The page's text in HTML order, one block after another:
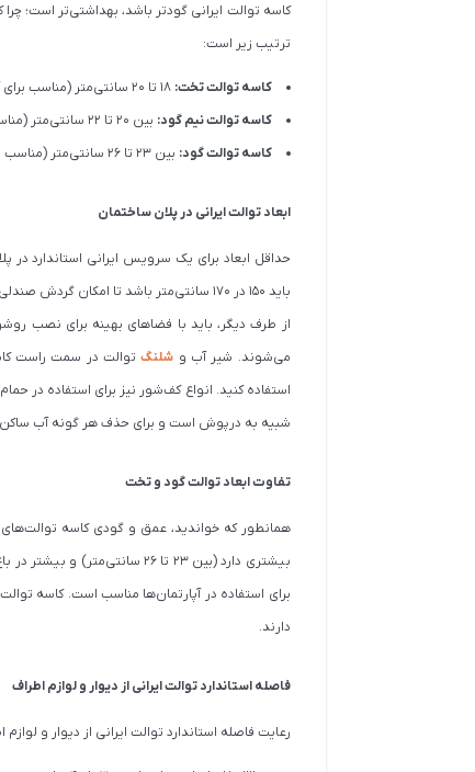
کاسه توالت ایرانی گودتر باشد، بهداشتی‌تر است؛
ترتیب زیر است:
کاسه توالت تخت: 18 تا 20 سانتی‌متر (مناسب برای آپارتمان‌ها)
کاسه توالت نیم گود: بین 20 تا 22 سانتی‌متر (مناسب برای آپارتمان‌های با ارتفاع سقف استاندارد)
کاسه توالت گود: بین 23 تا 26 سانتی‌متر (مناسب برای همکف، باغ‌ها و ویلاها)
ابعاد توالت ایرانی در پلان ساختمان
باید 150 در 170 سانتی‌متر باشد تا امکان گردش صندلی چرخدار در فضا میسر شود. ارتفاع کف تا سقف سرویس بهداشتی هم نباید کمتر از 210 سانتی‌متر باشد.
می‌شوند. شیر آب و شلنگتوالت در سمت راست
استفاده کنید. انواع کف‌شور نیز برای استفاده در
شبیه به درپوش است و برای حذف هر گونه آب
تفاوت ابعاد توالت گود و تخت
همانطور که خواندید، عمق و گودی کاسه
دارند.
فاصله استاندارد توالت ایرانی از دیوار و لوازم اطراف
رعایت فاصله استاندارد توالت ایرانی از دیوار و